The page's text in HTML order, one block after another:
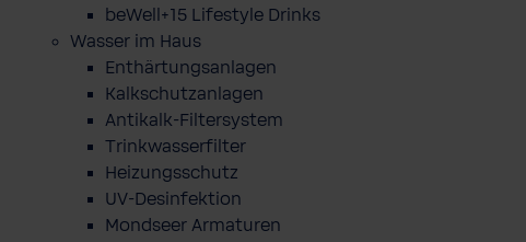
beWell+15 Lifestyle Drinks
Wasser im Haus
Enthärtungsanlagen
Kalkschutzanlagen
Antikalk-Filtersystem
Trinkwasserfilter
Heizungsschutz
UV-Desinfektion
Mondseer Armaturen